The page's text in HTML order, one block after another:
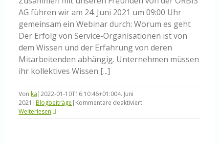
AG führen wir am 24. Juni 2021 um 09:00 Uhr
gemeinsam ein Webinar durch: Worum es geht
Der Erfolg von Service-Organisationen ist von
dem Wissen und der Erfahrung von deren
Mitarbeitenden abhängig. Unternehmen müssen
ihr kollektives Wissen [...]
Von ka |2022-01-10T16:10:46+01:004. Juni
2021 |Blogbeiträge | Kommentare deaktiviertfür
90/90
Weiterlesen